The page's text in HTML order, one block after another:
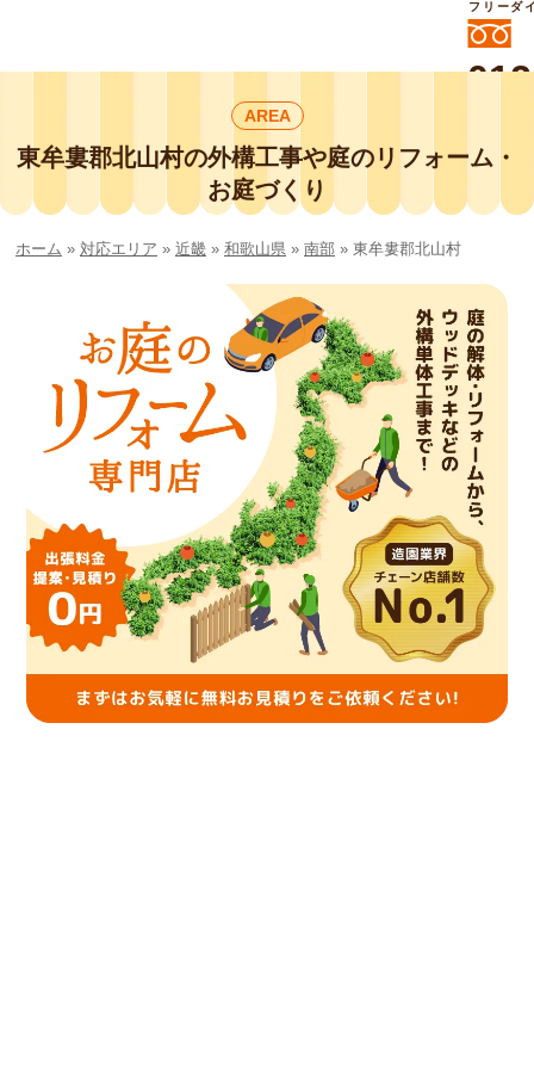
外構工事や庭リフォームは庭づくり業界
No.1チェーン店の
smileガーデンプチ庭づくり事業部にお
任せください！
フリーダ
AREA
東牟婁郡北山村の外構工事や庭のリフォーム・
お庭づくり
ホーム » 対応エリア » 近畿 » 和歌山県 » 南部 » 東牟婁郡北山村